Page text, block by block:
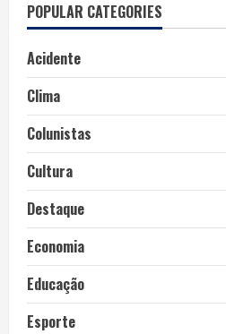
POPULAR CATEGORIES
Acidente
Clima
Colunistas
Cultura
Destaque
Economia
Educação
Esporte